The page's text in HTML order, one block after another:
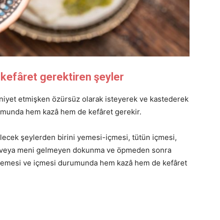
kefâret gerektiren şeyler
etmişken özürsüz olarak isteyerek ve kastederek
hem kazâ hem de kefâret gerekir.
şeylerden birini yemesi-içmesi, tütün içmesi,
meni gelmeyen dokunma ve öpmeden sonra
ve içmesi durumunda hem kazâ hem de kefâret